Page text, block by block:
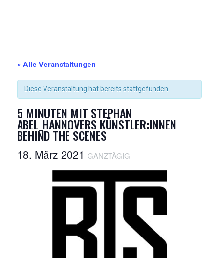
« Alle Veranstaltungen
Diese Veranstaltung hat bereits stattgefunden.
5 MINUTEN MIT STEPHAN
ABEL_HANNOVERS KÜNSTLER:INNEN
BEHIND THE SCENES
18. März 2021 GANZTÄGIG